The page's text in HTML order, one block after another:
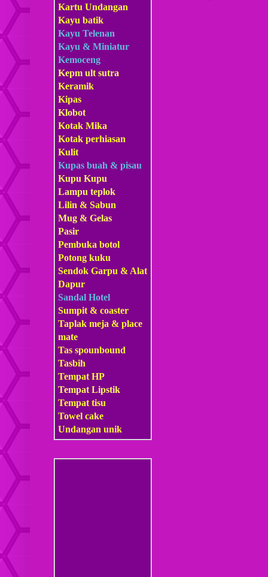
Kartu Undangan
Kayu batik
Kayu Telenan
Kayu & Miniatur
Kemoceng
Kepm ult sutra
Keramik
Kipas
Klobot
Kotak Mika
Kotak perhiasan
Kulit
Kupas buah & pisau
Kupu Kupu
Lampu teplok
Lilin & Sabun
Mug & Gelas
Pasir
Pembuka botol
Potong kuku
Sendok Garpu & Alat
Dapur
Sandal Hotel
Sumpit & coaster
Taplak meja & place
mate
Tas spounbound
Tasbih
Tempat HP
Tempat Lipstik
Tempat tisu
Towel cake
Undangan unik